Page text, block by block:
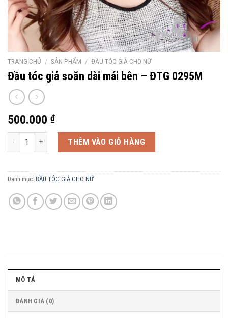
TRANG CHỦ / SẢN PHẨM / ĐẦU TÓC GIẢ CHO NỮ
Đầu tóc giả soăn dài mái bên – ĐTG 0295M
500.000 ₫
Đầu tóc giả soăn dài mái bên - ĐTG 0295M số lượng
THÊM VÀO GIỎ HÀNG
Danh mục: ĐẦU TÓC GIẢ CHO NỮ
MÔ TẢ
ĐÁNH GIÁ (0)